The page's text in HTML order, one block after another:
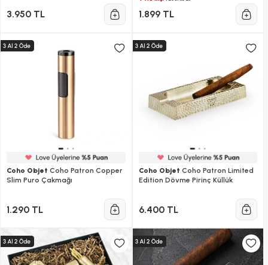
3.950 TL 1.899 TL
Coho Objet Coho Patron Copper
Slim Puro Çakmağı
1.290 TL
Coho Objet Coho Patron Limited
Edition Dövme Pirinç Küllük
6.400 TL